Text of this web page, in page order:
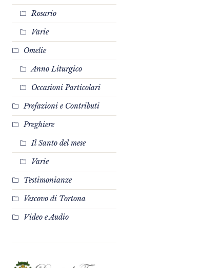
Rosario
Varie
Omelie
Anno Liturgico
Occasioni Particolari
Prefazioni e Contributi
Preghiere
Il Santo del mese
Varie
Testimonianze
Vescovo di Tortona
Video e Audio